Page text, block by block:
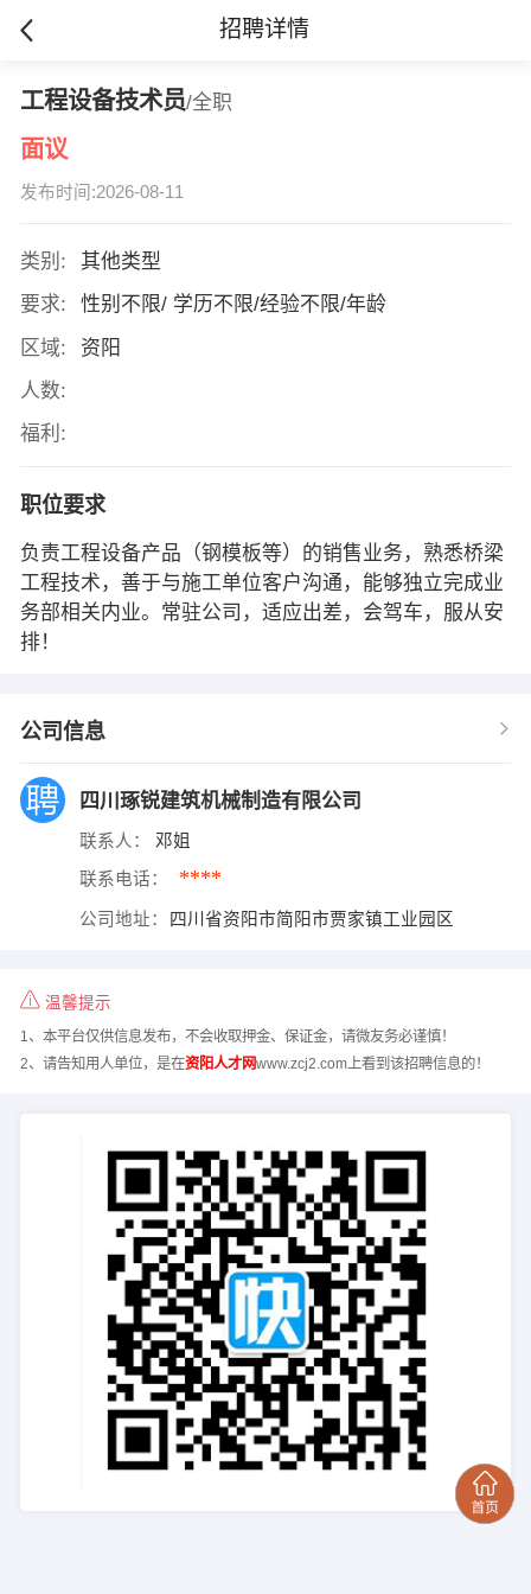
招聘详情
工程设备技术员/全职
面议
发布时间:2026-08-11
类别:
其他类型
要求:
性别不限/ 学历不限/经验不限/年龄
区域:
资阳
人数:
福利:
职位要求
负责工程设备产品（钢模板等）的销售业务，熟悉桥梁
工程技术，善于与施工单位客户沟通，能够独立完成业
务部相关内业。常驻公司，适应出差，会驾车，服从安
排！
公司信息
四川琢锐建筑机械制造有限公司
联系人： 邓姐
联系电话： ****
公司地址： 四川省资阳市简阳市贾家镇工业园区
温馨提示
1、本平台仅供信息发布，不会收取押金、保证金，请微友务必谨慎！
2、请告知用人单位，是在资阳人才网www.zcj2.com上看到该招聘信息的！